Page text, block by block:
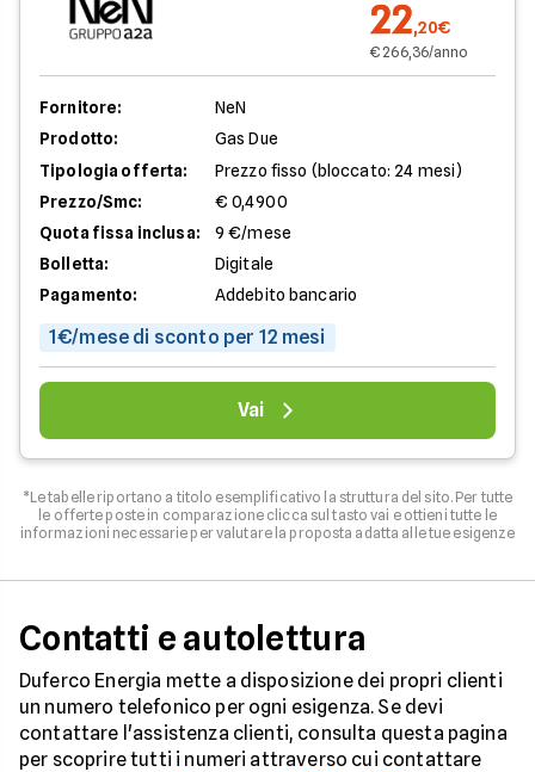
22,20€
€ 266,36/anno
Fornitore:
NeN
Prodotto:
Gas Due
Tipologia offerta:
Prezzo fisso (bloccato: 24 mesi)
Prezzo/Smc:
€ 0,4900
Quota fissa inclusa:
9 €/mese
Bolletta:
Digitale
Pagamento:
Addebito bancario
1€/mese di sconto per 12 mesi
Vai
*Le tabelle riportano a titolo esemplificativo la struttura del sito. Per tutte
le offerte poste in comparazione clicca sul tasto vai e ottieni tutte le
informazioni necessarie per valutare la proposta adatta alle tue esigenze
Contatti e autolettura
Duferco Energia mette a disposizione dei propri clienti
un numero telefonico per ogni esigenza. Se devi
contattare l'assistenza clienti, consulta questa pagina
per scoprire tutti i numeri attraverso cui contattare